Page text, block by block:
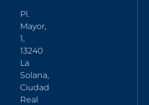
Pl.
Mayor,
1,
13240
La
Solana,
Ciudad
Real